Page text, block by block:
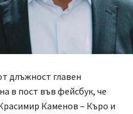
длъжност главен
в пост във фейсбук, че
Каменов – Къро и